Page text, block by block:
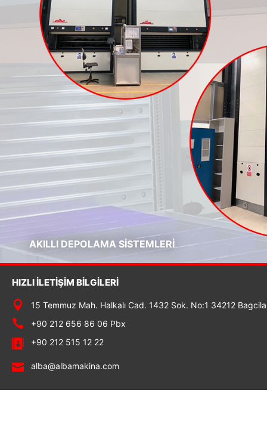
BUHAR JENERATÖRLERİ
HIZLI İLETİŞİM BİLGİLERİ
15 Temmuz Mah. Halkalı Cad. 1432 Sok. No:1 34212
+90 212 656 86 06 Pbx
+90 212 515 12 22
alba@albamakina.com